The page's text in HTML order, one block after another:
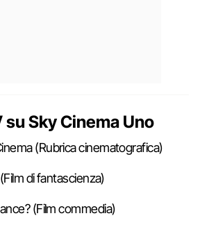
su Sky Cinema Uno
(Rubrica cinematografica)
di fantascienza)
(Film commedia)